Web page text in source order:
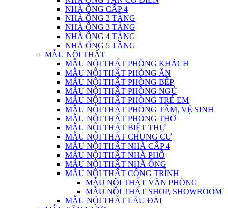
NHÀ ỐNG CẤP 4
NHÀ ỐNG 2 TẦNG
NHÀ ỐNG 3 TẦNG
NHÀ ỐNG 4 TẦNG
NHÀ ỐNG 5 TẦNG
MẪU NỘI THẤT
MẪU NỘI THẤT PHÒNG KHÁCH
MẪU NỘI THẤT PHÒNG ĂN
MẪU NỘI THẤT PHÒNG BẾP
MẪU NỘI THẤT PHÒNG NGỦ
MẪU NỘI THẤT PHÒNG TRẺ EM
MẪU NỘI THẤT PHÒNG TẮM, VỆ SINH
MẪU NỘI THẤT PHÒNG THỜ
MẪU NỘI THẤT BIỆT THỰ
MẪU NỘI THẤT CHUNG CƯ
MẪU NỘI THẤT NHÀ CẤP 4
MẪU NỘI THẤT NHÀ PHỐ
MẪU NỘI THẤT NHÀ ỐNG
MẪU NỘI THẤT CÔNG TRÌNH
MẪU NỘI THẤT VĂN PHÒNG
MẪU NỘI THẤT SHOP, SHOWROOM
MẪU NỘI THẤT LÂU ĐÀI